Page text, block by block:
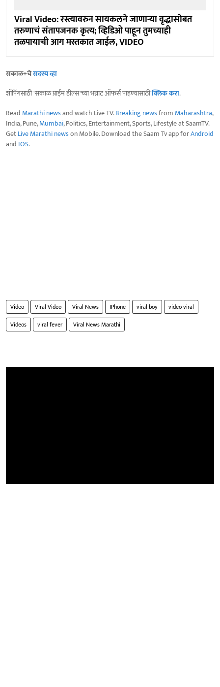
Viral Video: रस्त्यावरुन सायकलने जाणाऱ्या वृद्धासोबत
तरुणाचं संतापजनक कृत्य; व्हिडिओ पाहून तुमच्याही
तळपायाची आग मस्तकात जाईल, VIDEO
सकाळ+चेसदस्य व्हा
शॉपिंगसाठी 'सकाळ प्राईम डील्स'च्या भन्नाट ऑफर्स पाहण्यासाठीक्लिक करा.
Read Marathi newsand watch Live TV.Breaking newsfrom Maharashtra,
India, Pune,Mumbai, Politics, Entertainment, Sports, Lifestyle at SaamTV.
GetLive Marathi newson Mobile. Download the Saam Tv app forAndroid
and IOS.
Video Viral Video Viral News IPhone viral boy
video viral
Videos
viral fever Viral News Marathi